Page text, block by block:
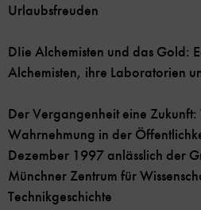
Urlaubsfreuden
DIie Alchemisten und das Gold:
Alchemisten, ihre Laboratorien
Der Vergangenheit eine Zukunft:
Wahrnehmung in der
Dezember 1997 anlässlich der
Münchner Zentrum für
Technikgeschichte